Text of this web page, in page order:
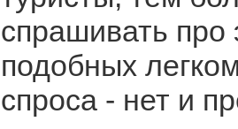
спрашивать про
подобных
спроса - нет и